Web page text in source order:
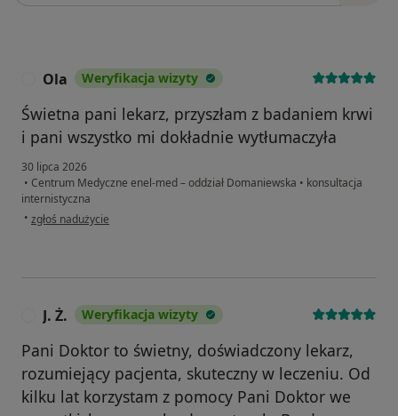
Ola Weryfikacja wizyty
Świetna pani lekarz, przyszłam z badaniem krwi
i pani wszystko mi dokładnie wytłumaczyła
30 lipca 2026
• Centrum Medyczne enel-med – oddział Domaniewska • konsultacja
internistyczna
• w opinii użytkownika Ola
zgłoś nadużycie
J. Ż. Weryfikacja wizyty
Pani Doktor to świetny, doświadczony lekarz,
rozumiejący pacjenta, skuteczny w leczeniu. Od
kilku lat korzystam z pomocy Pani Doktor we